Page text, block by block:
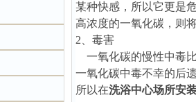
某种快感，所以它更是
高浓度的一氧化碳，则
2、毒害
一氧化碳的慢性中毒
一氧化碳中毒不幸的后
所以在洗浴中心场所安